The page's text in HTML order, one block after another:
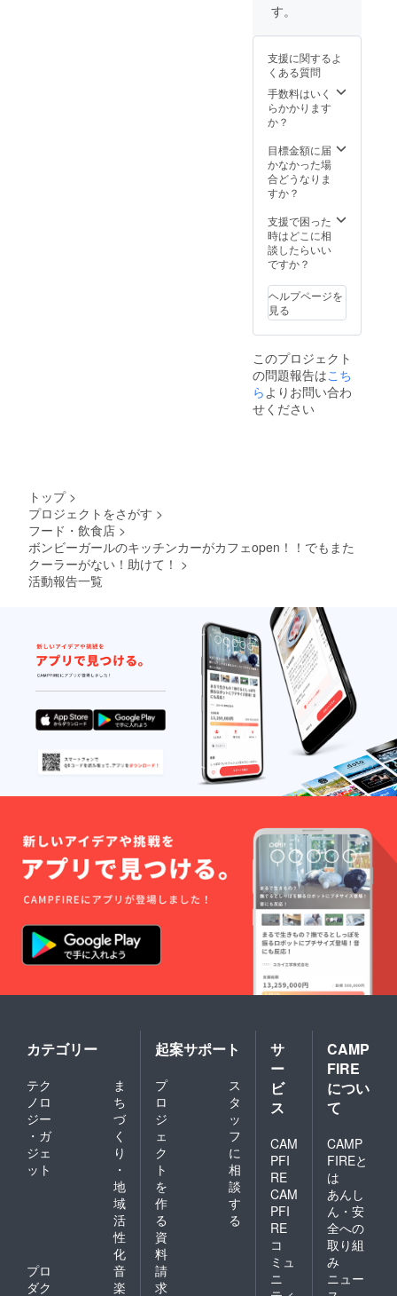
きくだ
す。
支援に関するよ
くある質問
手数料はいく
らかかります
か？
目標金額に届
かなかった場
合どうなりま
すか？
支援で困った
時はどこに相
談したらいい
ですか？
ヘルプページを
見る
このプロジェクト
の問題報告はこち
ら よりお問い合わ
せください
トップ >
プロジェクトをさがす >
フード・飲食店 >
ボンビーガールのキッチンカーがカフェopen！！でもまた
クーラーがない！助けて！ >
活動報告一覧
カテゴリー
テク
ノロ
ジー
・ガ
ジェ
ット
ま
ち
づ
く
り
・
地
域
活
性
化
プロ
ダク
音
楽
起案サポート
プ
ロ
ジ
ェ
ク
ト
を
作
る
ス
タ
ッ
フ
に
相
談
す
る
資
料
請
求
サ
ー
ビ
ス
CAM
PFI
RE
CAM
PFI
RE
コ
ミュ
ニ
CAMP
FIRE
につい
て
CAMP
FIREと
は
あんし
ん・安
全への
取り組
み
ニュー